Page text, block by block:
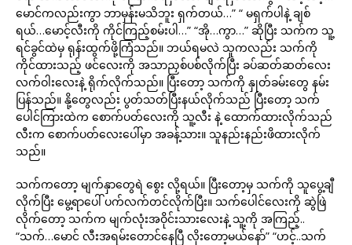
မောင်ကလည်းကွာ ဘာမှန်းမသိဘူး ရှက်တယ်…” “ မရှက်ပါနဲ့ ချစ်
ရယ်…မောင့်လီးကို ကိုင်ကြည့်စမ်းပါ…” “အို…ကွာ…” ဆိုပြီး သက်က သူ့
ရင်ခွင်ထဲမှ ရုန်းထွက်ဖို့ကြံသည်။ ဘယ်ရမလဲ သူကလည်း သက်ကို
ကိုင်ထားသည့် ဖင်လေးကို အသာညှစ်ပစ်လိုက်ပြီး ခပ်ဆတ်ဆတ်လေး
လက်ဝါးလေးနဲ့ ရိုက်လိုက်သည်။ ပြီးတော့ သက်ကို နှုတ်ခမ်းတွေ နမ်း
ပြန်သည်။ နို့တွေလည်း ပွတ်သတ်ပြီးနယ်လိုက်သည် ပြီးတော့ သက်
ပေါင်ကြားထဲက စောက်ပတ်လေးကို သူ့လီး နဲ့ ထောက်ထားလိုက်သည်
လီးက စောက်ပတ်လေးပေါ်မှာ အခန့်သား။ သူနည်းနည်းဖိထားလိုက်
သည်။
သက်ကတော့ မျက်နှာတွေရဲ စွေး လို့ရယ်။ ပြီးတော့မှ သက်ကို သူပွေ့ချီ
လိုက်ပြီး မွေ့ရာပေါ် ပက်လက်တင်လိုက်ပြီး။ သက်ပေါင်လေးကို ဆွဲဖြဲ
လိုက်တော့ သက်က မျက်လုံးအဝိုင်းသားလေးနဲ့ သူ့ကို အကြည့်..
“သက်…မောင် လီးအရမ်းတောင်နေပြီ လိုးတော့မယ်နော်” “ဟင့်..သက်